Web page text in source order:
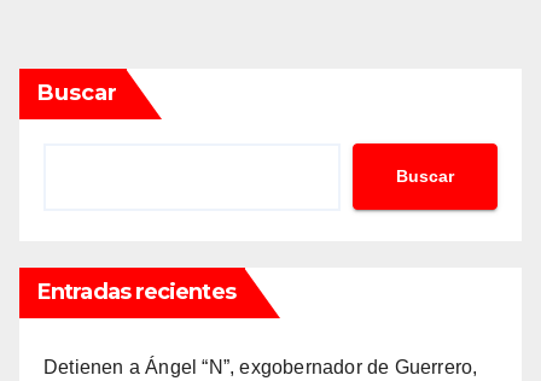
Buscar
Buscar
Entradas recientes
Detienen a Ángel “N”, exgobernador de Guerrero,